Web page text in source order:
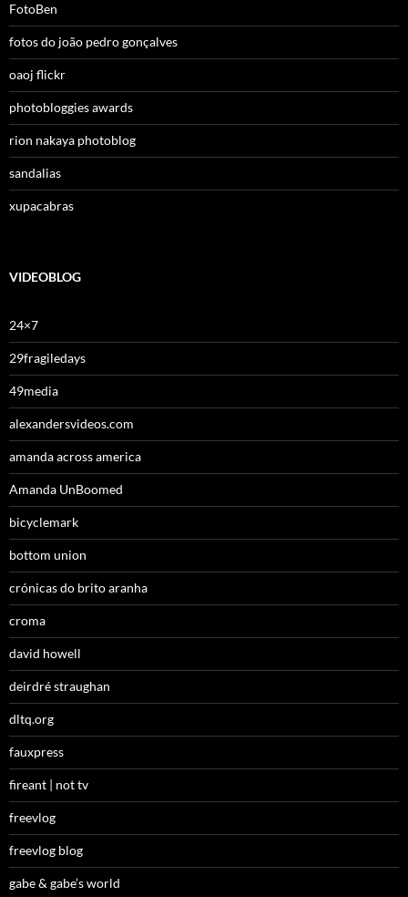
FotoBen
fotos do joão pedro gonçalves
oaoj flickr
photobloggies awards
rion nakaya photoblog
sandalias
xupacabras
VIDEOBLOG
24×7
29fragiledays
49media
alexandersvideos.com
amanda across america
Amanda UnBoomed
bicyclemark
bottom union
crónicas do brito aranha
croma
david howell
deirdré straughan
dltq.org
fauxpress
fireant | not tv
freevlog
freevlog blog
gabe & gabe’s world